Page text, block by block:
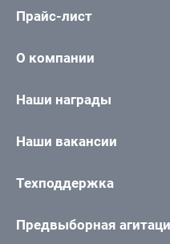
Прайс-лист
О компании
Наши награды
Наши вакансии
Техподдержка
Предвыборная